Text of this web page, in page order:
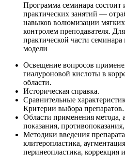
Программа семинара состоит
практических занятий —
навыков волюмизации
контролем преподавателя.
практической части
модели
Освещение вопросов
гиалуроновой кислоты в
области.
Историческая справка.
Сравнительные
Критерии выбора препаратов.
Области применения метода,
показания,
Методики введения
клитеропластика,
перинеопластика,